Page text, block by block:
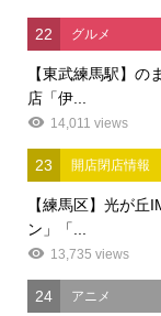
22 グルメ
【東武練馬駅】
店「伊...
14,011 views
23 開店閉店情報
【練馬区】光が
ン」「...
13,735 views
24 アニメ